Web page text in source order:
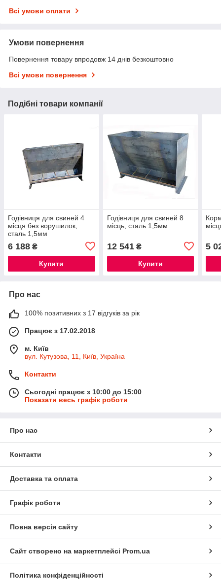
Всі умови оплати
Умови повернення
Повернення товару впродовж 14 днів безкоштовно
Всі умови повернення
Подібні товари компанії
Годівниця для свиней 4
місця без ворушилок,
сталь 1,5мм
6 188 ₴
Купити
Годівниця для свиней 8
місць, сталь 1,5мм
12 541₴
Купити
5
Про нас
100% позитивних з 17 відгуків за рік
Працює з 17.02.2018
м. Київ
вул. Кутузова, 11, Київ, Україна
Контакти
Сьогодні працює з 10:00 до 15:00
Показати весь графік роботи
Про нас
Контакти
Доставка та оплата
Графік роботи
Повна версія сайту
Сайт створено на маркетплейсі Prom.ua
Політика конфіденційності